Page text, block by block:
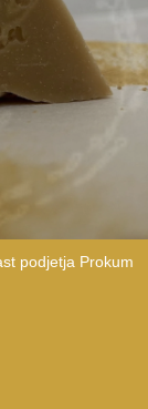
podjetja Prokum